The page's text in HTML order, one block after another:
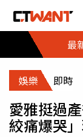
最
娛樂 即時
愛雅挺過
絞痛爆哭